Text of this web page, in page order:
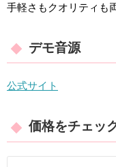
手軽さもクオリティも
デモ音源
公式サイト
価格をチェッ